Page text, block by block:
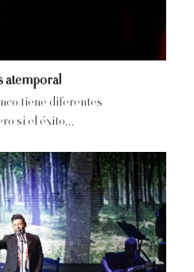
atemporal
tiene diferentes
si el éxito…